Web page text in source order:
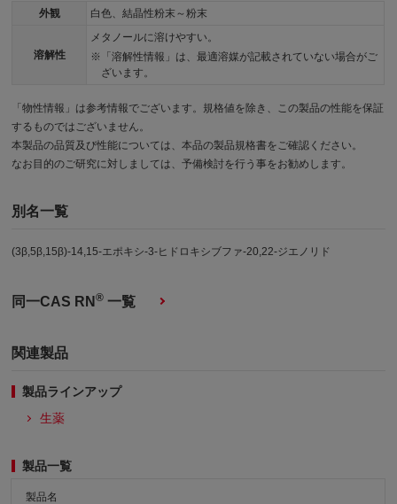
外観 白色、結晶性粉末～粉末
溶解性
メタノールに溶けやすい。
「溶解性情報」は、最適溶媒が記載されていない場合がご
ざいます。
「物性情報」は参考情報でございます。規格値を除き、この製品の性能を保証
するものではございません。
本製品の品質及び性能については、本品の製品規格書をご確認ください。
なお目的のご研究に対しましては、予備検討を行う事をお勧めします。
別名一覧
(3β,5β,15β)-14,15-エポキシ-3-ヒドロキシブファ-20,22-ジエノリド
同一CAS RN® 一覧
関連製品
製品ラインアップ
生薬
製品一覧
製品名